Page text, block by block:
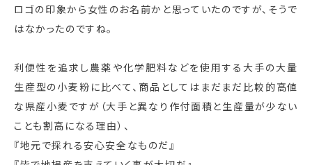
ロゴの印象から女性のお名前かと思っていたのですが、そうで
はなかったのですね。
利便性を追求し農薬や化学肥料などを使用する大手の大量
生産型の小麦粉に比べて、商品としてはまだまだ比較的高値
な県産小麦ですが（大手と異なり作付面積と生産量が少ない
ことも割高になる理由）、
『地元で採れる安心安全なものだ』